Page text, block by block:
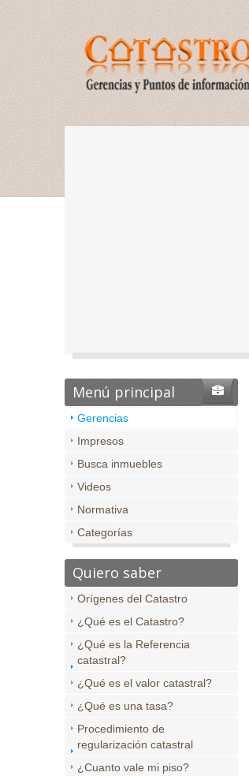
Menú principal
Gerencias
Impresos
Busca inmuebles
Videos
Normativa
Categorías
Quiero saber
Orígenes del Catastro
¿Qué es el Catastro?
¿Qué es la Referencia
catastral?
¿Qué es el valor catastral?
¿Qué es una tasa?
Procedimiento de
regularización catastral
¿Cuanto vale mi piso?